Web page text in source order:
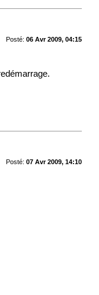
Posté: 06 Avr 2009, 04:15
Posté: 07 Avr 2009, 14:10